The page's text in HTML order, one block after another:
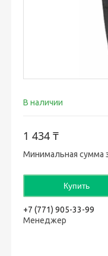
В наличии
1 434 ₸
Минимальная сумма
Купить
+7 (771) 905-33-99
Менеджер